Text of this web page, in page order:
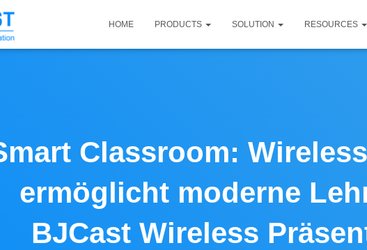
HOME PRODUCTS SOLUTION RESOURCES
Classroom:
ermöglicht moderne
BJCast Wireless